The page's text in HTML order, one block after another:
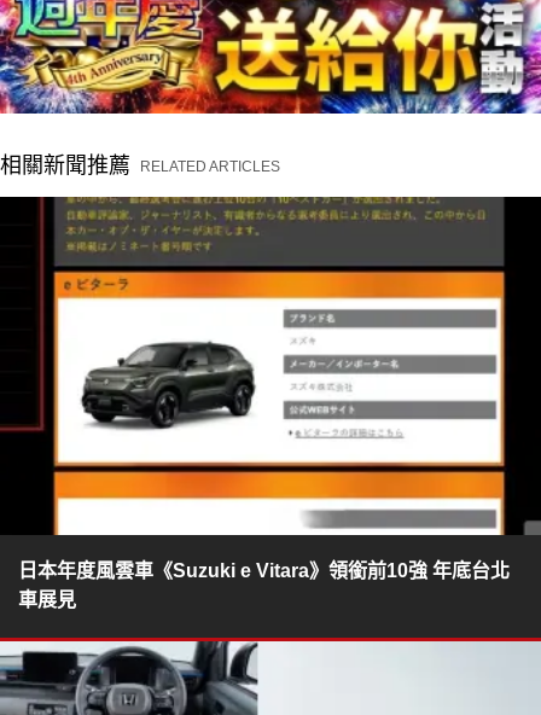
相關新聞推薦 RELATED ARTICLES
日本年度風雲車《Suzuki e Vitara》領銜前10強 年底台北
車展見